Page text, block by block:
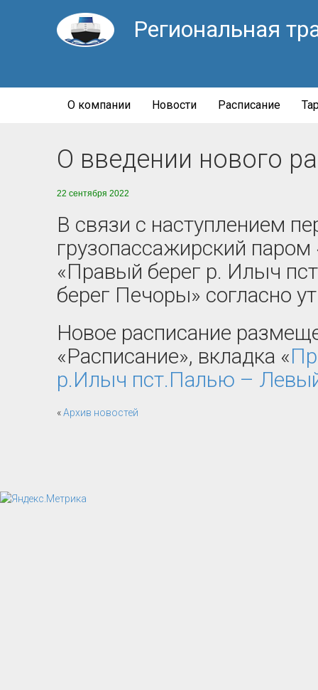
Региональная
О компании Новости Расписание
О введении нового
22 сентября 2022
В связи с наступлением
грузопассажирский
«Правый берег р. Илыч
берег Печоры» согласно
Новое расписание
«Расписание», вкладка «
р.Илыч пст.Палью –
«Архив новостей